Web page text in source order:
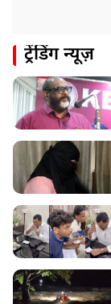
ट्रेंडिंग न्यूज़